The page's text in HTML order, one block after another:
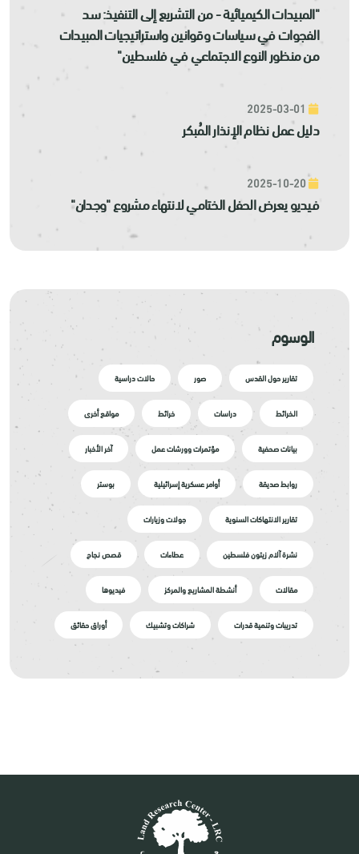
"المبيدات الكيميائية - من التشريع إلى التنفيذ: سد
الفجوات في سياسات وقوانين واستراتيجيات المبيدات
من منظور النوع الاجتماعي في فلسطين"
دليل عمل نظام الإنذار المُبكر
2025-10-20
فيديو يعرض الحفل الختامي لانتهاء مشروع "وجدان"
الوسوم
تقارير حول القدس صور حالات دراسية
الخرائط دراسات خرائط مواقع أخرى
بيانات صحفية مؤتمرات وورشات عمل آخر الأخبار
روابط صديقة أوامر عسكرية إسرائيلية بوستر
تقارير الانتهاكات السنوية جولات وزيارات
نشرة آلام زيتون فلسطين عطاءات قصص نجاح
مقالات أنشطة المشاريع والمركز فيديوها
تدريبات وتنمية قدرات شراكات وتشبيك أوراق حقائق